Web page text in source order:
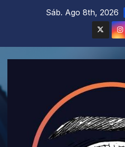
Sáb. Ago 8th, 2026